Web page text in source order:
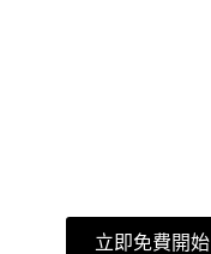
立即免費開始